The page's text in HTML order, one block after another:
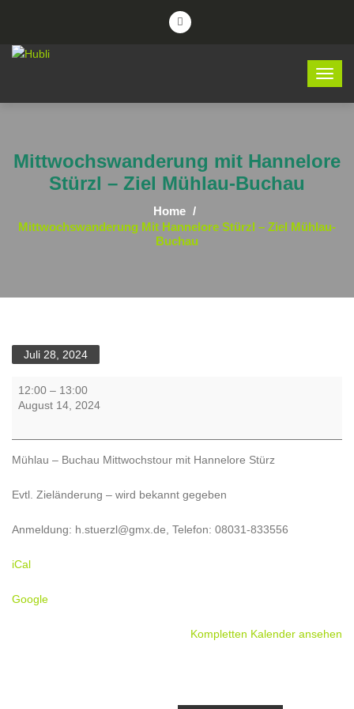
Mittwochswanderung mit Hannelore
Stürzl – Ziel Mühlau-Buchau
Home
Mittwochswanderung Mit Hannelore Stürzl – Ziel Mühlau-
Buchau
Juli 28, 2024
Mittwochswanderung
mit
Stürzl
-
Mühlau-
12:00 – 13:00
August 14, 2024
Mühlau – Buchau Mittwochstour mit Hannelore Stürz
Evtl. Zieländerung – wird bekannt gegeben
Anmeldung: h.stuerzl@gmx.de, Telefon: 08031-833556
iCal
Google
Kompletten Kalender ansehen